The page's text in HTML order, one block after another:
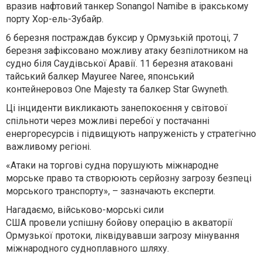
вразив нафтовий танкер Sonangol Namibe в іракському
порту Хор-ель-Зубайр.
6 березня постраждав буксир у Ормузькій протоці, 7
березня зафіксовано можливу атаку безпілотником на
судно біля Саудівської Аравії. 11 березня атаковані
тайський балкер Mayuree Naree, японський
контейнеровоз One Majesty та балкер Star Gwyneth.
Ці інциденти викликають занепокоєння у світової
спільноти через можливі перебої у постачанні
енергоресурсів і підвищують напруженість у стратегічно
важливому регіоні.
«Атаки на торгові судна порушують міжнародне
морське право та створюють серйозну загрозу безпеці
морського транспорту», – зазначають експерти.
Нагадаємо, військово-морські сили
США провели успішну бойову операцію в акваторії
Ормузької протоки, ліквідувавши загрозу мінування
міжнародного судноплавного шляху.